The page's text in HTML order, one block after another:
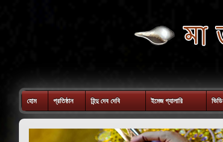
হোম প্রতিষ্ঠান হিন্দু দেব দেবি ইমেজ গ্যালারি